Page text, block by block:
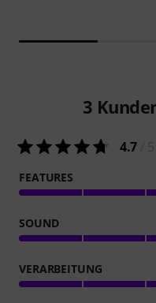
3
4.7
FEATURES
SOUND
VERARBEITUNG